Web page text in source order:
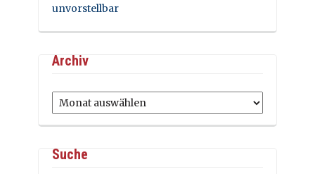
unvorstellbar
Archiv
Archiv
Suche